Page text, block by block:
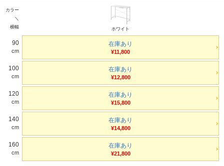
カラー
＼
横幅
ホワイト
90
cm
在庫あり
¥11,800
100
cm
在庫あり
¥12,800
120
cm
在庫あり
¥15,800
140
cm
在庫あり
¥14,800
160
cm
在庫あり
¥21,800